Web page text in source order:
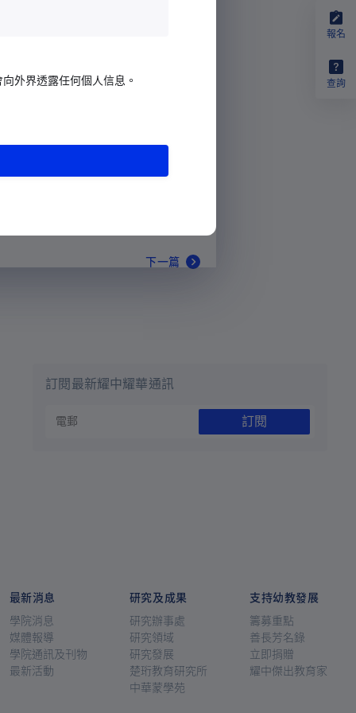
下一篇
訂閱最新耀中耀華通訊
訂閱
最新消息
學院消息
媒體報導
學院通訊及刊物
最新活動
研究及成果
研究辦事處
研究領域
研究發展
楚珩教育研究所
中華蒙學苑
支持幼教發展
籌募重點
善長芳名錄
立即捐贈
耀中傑出教育家
報名
查詢
外界透露任何個人信息。